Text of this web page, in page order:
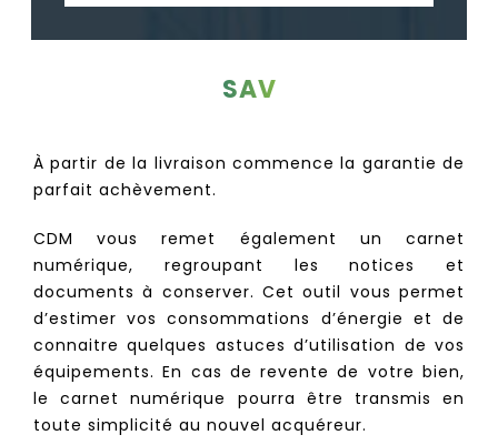
SAV
À partir de la livraison commence la garantie de
parfait achèvement.
CDM vous remet également un carnet
numérique, regroupant les notices et
documents à conserver. Cet outil vous permet
d’estimer vos consommations d’énergie et de
connaitre quelques astuces d’utilisation de vos
équipements. En cas de revente de votre bien,
le carnet numérique pourra être transmis en
toute simplicité au nouvel acquéreur.